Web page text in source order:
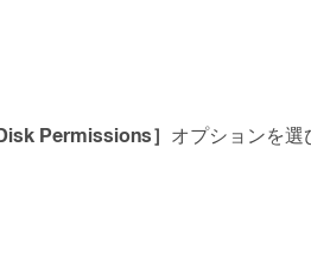
Permissions］
オプションを選